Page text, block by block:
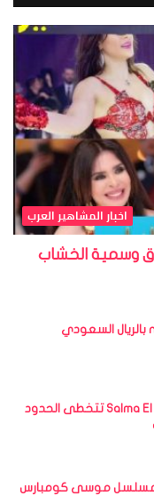
اخبار المشاهير العرب
وسمية الخشاب
سلمي الشيمي Salma El shimy تتخطى الحدود
مسلسل موسى كومبارس